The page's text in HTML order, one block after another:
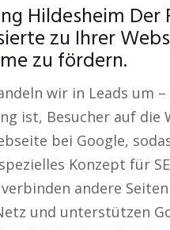
Hildesheim
zu Ihrer
zu fördern.
wir in Leads um
ist, Besucher auf die
bei Google,
Konzept für
andere
und unterstützen